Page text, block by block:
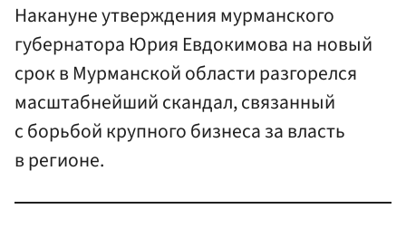
Накануне утверждения мурманского
губернатора Юрия Евдокимова на новый
срок в Мурманской области разгорелся
масштабнейший скандал, связанный
с борьбой крупного бизнеса за власть
в регионе.